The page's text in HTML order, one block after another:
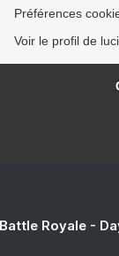
Préférences
Voir le profil de
Royale -